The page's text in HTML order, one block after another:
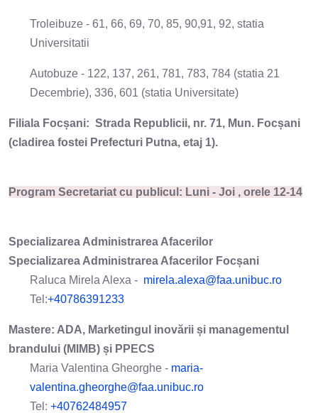
Troleibuze - 61, 66, 69, 70, 85, 90,91, 92, statia
Universitatii
Autobuze - 122, 137, 261, 781, 783, 784 (statia 21
Decembrie), 336, 601 (statia Universitate)
Filiala Focșani: Strada Republicii, nr. 71, Mun. Focșani
(cladirea fostei Prefecturi Putna, etaj 1).
Program Secretariat cu publicul: Luni - Joi , orele 12-14
Specializarea Administrarea Afacerilor
Specializarea Administrarea Afacerilor Focșani
Raluca Mirela Alexa - mirela.alexa@faa.unibuc.ro
Tel:+40786391233
Mastere: ADA, Marketingul inovării și managementul
brandului (MIMB) și PPECS
Maria Valentina Gheorghe - maria-
valentina.gheorghe@faa.unibuc.ro
Tel: +40762484957